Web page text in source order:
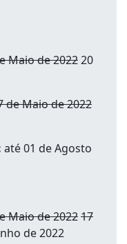
Maio de 202220
de Maio de 2022
até 01 de Agosto
Maio de 202217
de 2022